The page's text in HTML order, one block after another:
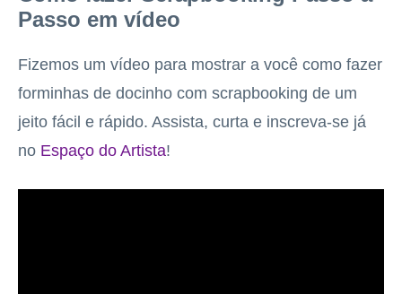
Passo em vídeo
Fizemos um vídeo para mostrar a você como fazer
forminhas de docinho com scrapbooking de um
jeito fácil e rápido. Assista, curta e inscreva-se já
no Espaço do Artista!